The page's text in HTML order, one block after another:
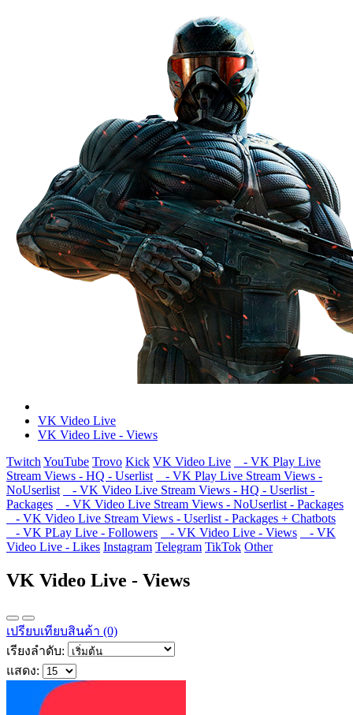
VK Video Live
VK Video Live - Views
Twitch YouTube Trovo Kick VK Video Live
- VK Play Live
Stream Views - HQ - Userlist
- VK Play Live Stream Views -
NoUserlist
- VK Video Live Stream Views - HQ - Userlist -
Packages
- VK Video Live Stream Views - NoUserlist - Packages
- VK Video Live Stream Views - Userlist - Packages + Chatbots
- VK PLay Live - Followers
- VK Video Live - Views
- VK
Video Live - Likes Instagram Telegram TikTok Other
VK Video Live - Views
เปรียบเทียบสินค้า (0)
เรียงลำดับ:
แสดง: